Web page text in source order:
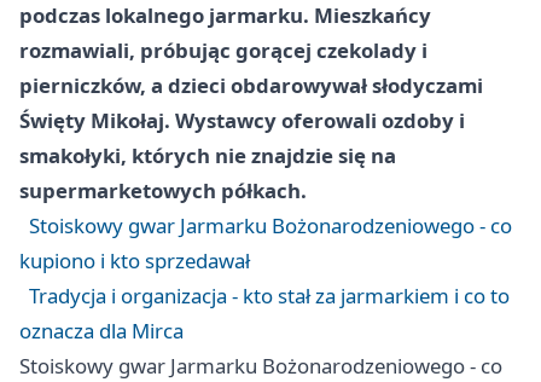
podczas lokalnego jarmarku. Mieszkańcy
rozmawiali, próbując gorącej czekolady i
pierniczków, a dzieci obdarowywał słodyczami
Święty Mikołaj. Wystawcy oferowali ozdoby i
smakołyki, których nie znajdzie się na
supermarketowych półkach.
Stoiskowy gwar Jarmarku Bożonarodzeniowego - co
kupiono i kto sprzedawał
Tradycja i organizacja - kto stał za jarmarkiem i co to
oznacza dla Mirca
Stoiskowy gwar Jarmarku Bożonarodzeniowego - co